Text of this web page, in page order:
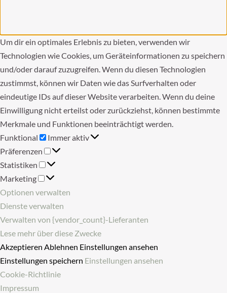
Um dir ein optimales Erlebnis zu bieten, verwenden wir
Technologien wie Cookies, um Geräteinformationen zu speichern
und/oder darauf zuzugreifen. Wenn du diesen Technologien
zustimmst, können wir Daten wie das Surfverhalten oder
eindeutige IDs auf dieser Website verarbeiten. Wenn du deine
Einwilligung nicht erteilst oder zurückziehst, können bestimmte
Merkmale und Funktionen beeinträchtigt werden.
Funktional
Funktional
Immer aktiv
Präferenzen
Präferenzen
Statistiken
Statistiken
Marketing
Marketing
Optionen verwalten
Dienste verwalten
Verwalten von {vendor_count}-Lieferanten
Lese mehr über diese Zwecke
Akzeptieren Ablehnen Einstellungen ansehen
Einstellungen speichern Einstellungen ansehen
Cookie-Richtlinie
Impressum